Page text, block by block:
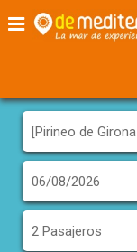
2 Pasajeros